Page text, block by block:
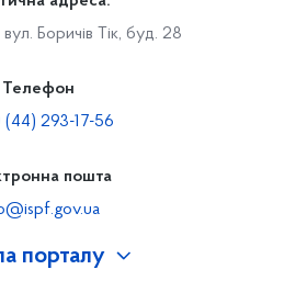
порталу
Боричів Тік, буд. 28
Телефон
(44) 293-17-56
пошта